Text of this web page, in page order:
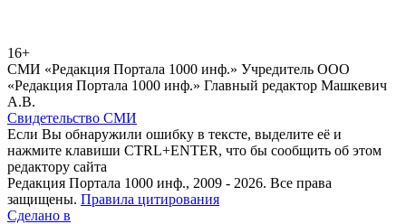
16+
СМИ «Редакция Портала 1000 инф.» Учредитель ООО
«Редакция Портала 1000 инф.» Главный редактор Машкевич
А.В.
Свидетельство СМИ
Если Вы обнаружили ошибку в тексте, выделите её и
нажмите клавиши CTRL+ENTER, что бы сообщить об этом
редактору сайта
Редакция Портала 1000 инф., 2009 - 2026. Все права
защищены. Правила цитирования
Сделано в